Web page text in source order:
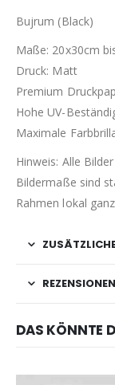
Bujrum (Black)
Maße: 20x30cm
Druck: Matt
Premium
Hohe UV-
Maximale
Hinweis: Alle
Bildermaße sind
Rahmen lokal
DAS KÖNNTE